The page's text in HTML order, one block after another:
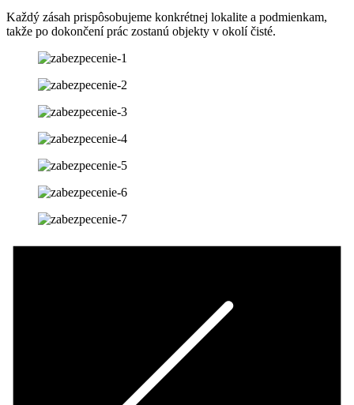
Každý zásah prispôsobujeme konkrétnej lokalite a podmienkam,
takže po dokončení prác zostanú objekty v okolí čisté.